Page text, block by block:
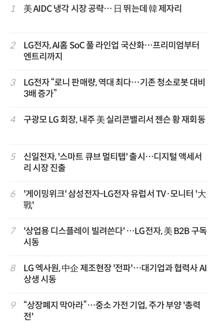
1 美 AIDC 냉각 시장 공략… 日 뛰는데 韓 제자리
2
LG전자, AI홈 SoC 풀 라인업 국산화…프리미엄부터
엔트리까지
3
LG전자 “로니 판매량, 역대 최다…기존 청소로봇 대비
3배 증가”
4 구광모 LG 회장, 내주 美 실리콘밸리서 젠슨 황 재회동
5
신일전자, '스마트 큐브 멀티탭' 출시…디지털 액세서
리 시장 진출
6
'게이밍위크' 삼성전자-LG전자 유럽서 TV·모니터 '大
戰'
7
'상업용 디스플레이 빌려쓴다' …LG전자, 美 B2B 구독
시동
8
LG 엑사원, 中企 제조현장 '전파'…대기업과 협력사 AI
상생 시동
9
“상장폐지 막아라”…중소 가전 기업, 주가 부양 '총력
전'